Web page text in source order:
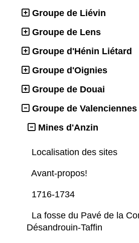
Groupe de Liévin
Groupe de Lens
Groupe d'Hénin Liétard
Groupe d'Oignies
Groupe de Douai
Groupe de Valenciennes
Mines d'Anzin
Localisation des sites
Avant-propos!
1716-1734
La fosse du Pavé de la
Désandrouin-Taffin